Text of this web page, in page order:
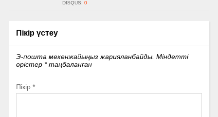
DISQUS: 0
Пікір үстеу
Э-пошта мекенжайыңыз жарияланбайды. Міндетті
өрістер *таңбаланған
Пікір *